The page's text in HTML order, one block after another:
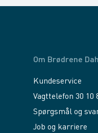
Om Brødrene
Kundeservice
Vagttelefon 30 10
Spørgsmål og
Job og karriere